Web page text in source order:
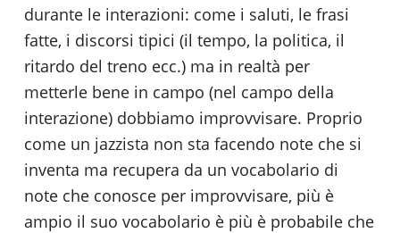
durante le interazioni: come i saluti, le frasi
fatte, i discorsi tipici (il tempo, la politica, il
ritardo del treno ecc.) ma in realtà per
metterle bene in campo (nel campo della
interazione) dobbiamo improvvisare. Proprio
come un jazzista non sta facendo note che si
inventa ma recupera da un vocabolario di
note che conosce per improvvisare, più è
ampio il suo vocabolario è più è probabile che